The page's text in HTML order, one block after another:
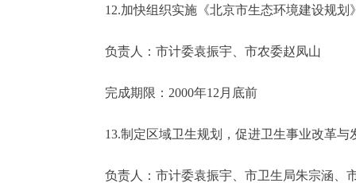
12.加快组织实施《北京市生态环境建设规划
负责人：市计委袁振宇、市农委赵凤山
完成期限：2000年12月底前
13.制定区域卫生规划，促进卫生事业改革与
负责人：市计委袁振宇、市卫生局朱宗涵、